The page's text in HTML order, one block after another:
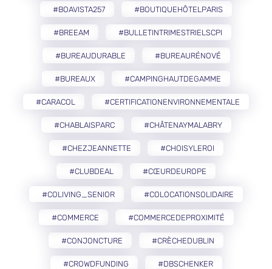
#BOAVISTA257 #BOUTIQUEHÔTELPARIS
#BREEAM #BULLETINTRIMESTRIELSCPI
#BUREAUDURABLE #BUREAURÉNOVÉ
#BUREAUX #CAMPINGHAUTDEGAMME
#CARACOL #CERTIFICATIONENVIRONNEMENTALE
#CHABLAISPARC #CHÂTENAYMALABRY
#CHEZJEANNETTE #CHOISYLEROI
#CLUBDEAL #CŒURDEUROPE
#COLIVING_SENIOR #COLOCATIONSOLIDAIRE
#COMMERCE #COMMERCEDEPROXIMITÉ
#CONJONCTURE #CRÈCHEDUBLIN
#CROWDFUNDING #DBSCHENKER